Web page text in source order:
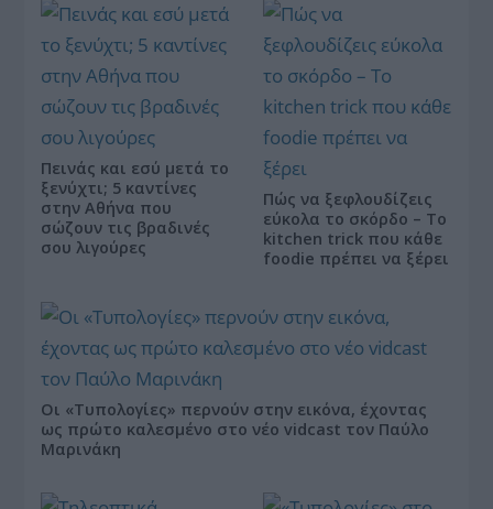
Πεινάς και εσύ μετά το
ξενύχτι; 5 καντίνες
στην Αθήνα που
σώζουν τις βραδινές
σου λιγούρες
Πώς να ξεφλουδίζεις
εύκολα το σκόρδο – Το
kitchen trick που κάθε
foodie πρέπει να ξέρει
Οι «Τυπολογίες» περνούν στην εικόνα, έχοντας
ως πρώτο καλεσμένο στο νέο vidcast τον Παύλο
Μαρινάκη